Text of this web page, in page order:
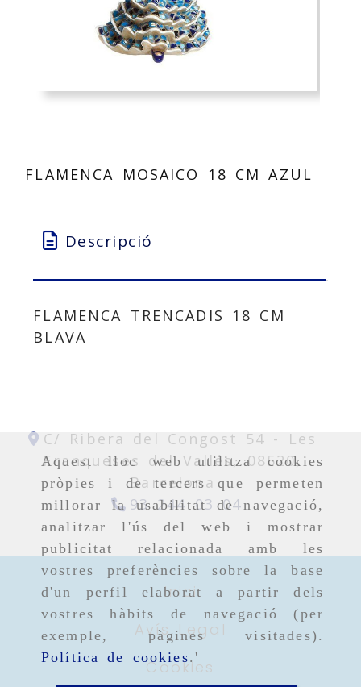
Aquest lloc web utilitza cookies
pròpies i de tercers que permeten
millorar la usabilitat de navegació,
analitzar l'ús del web i mostrar
publicitat relacionada amb les
vostres preferències sobre la base
d'un perfil elaborat a partir dels
vostres hàbits de navegació (per
exemple, pàgines visitades).
Política de cookies.'
FLAMENCA MOSAICO 18 CM AZUL
Descripció
FLAMENCA TRENCADIS 18 CM
BLAVA
C/ Ribera del Congost 54 -
Les
Franqueses del Vallés,08520,
Barcelona
93 244 03 04
Inici
Avís Legal
Cookies